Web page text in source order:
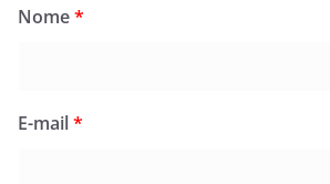
Nome*
E-mail*